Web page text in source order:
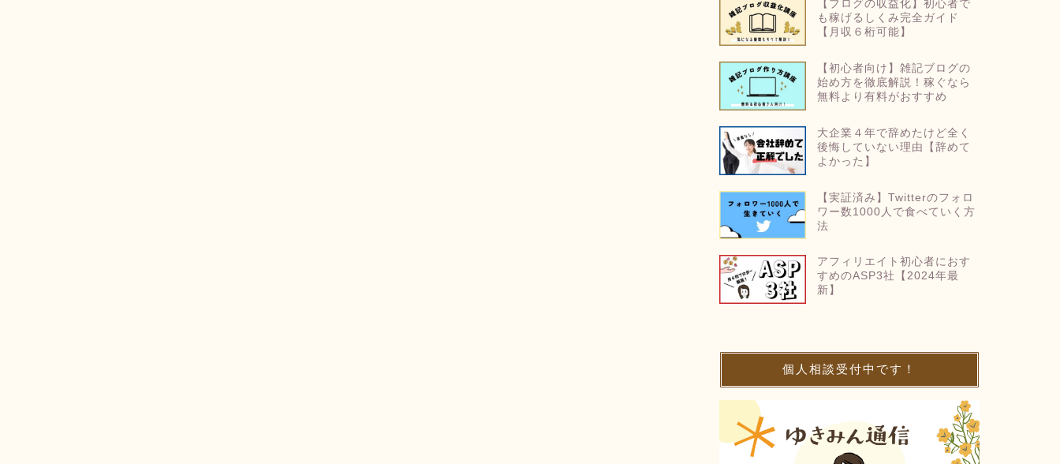
【ブログの収益化】初心者で
も稼げるしくみ完全ガイド
【月収６桁可能】
【初心者向け】雑記ブログの
始め方を徹底解説！稼ぐなら
無料より有料がおすすめ
大企業４年で辞めたけど全く
後悔していない理由【辞めて
よかった】
【実証済み】Twitterのフォロ
ワー数1000人で食べていく方
法
アフィリエイト初心者におす
すめのASP3社【2024年最
新】
個人相談受付中です！